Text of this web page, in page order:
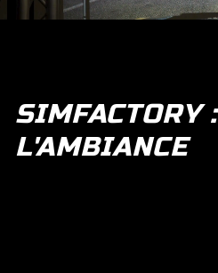
SIMFACTORY :
L'AMBIANCE